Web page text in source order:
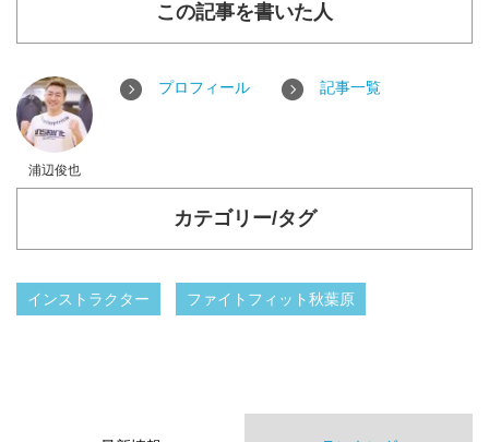
この記事を書いた人
浦辺俊也
プロフィール 記事一覧
カテゴリー/タグ
インストラクター ファイトフィット秋葉原